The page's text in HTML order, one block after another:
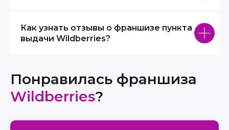
Как узнать отзывы о франшизе пункта
выдачи Wildberries?
Понравилась франшиза
Wildberries?